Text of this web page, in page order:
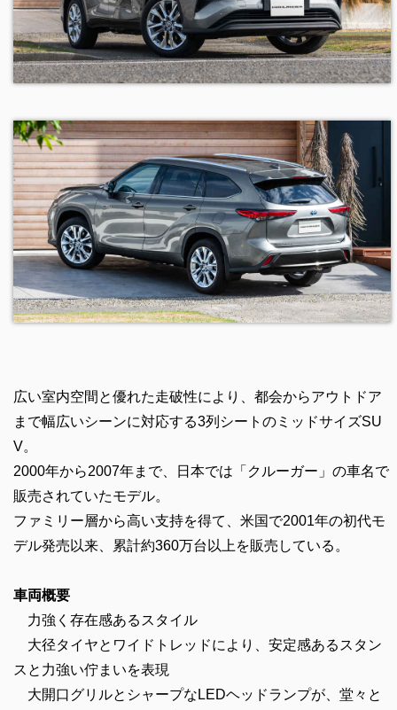
広い室内空間と優れた走破性により、都会からアウトドア
まで幅広いシーンに対応する3列シートのミッドサイズSU
V。
2000年から2007年まで、日本では「クルーガー」の車名で
販売されていたモデル。
ファミリー層から高い支持を得て、米国で2001年の初代モ
デル発売以来、累計約360万台以上を販売している。
車両概要
力強く存在感あるスタイル
大径タイヤとワイドトレッドにより、安定感あるスタン
スと力強い佇まいを表現
大開口グリルとシャープなLEDヘッドランプが、堂々と